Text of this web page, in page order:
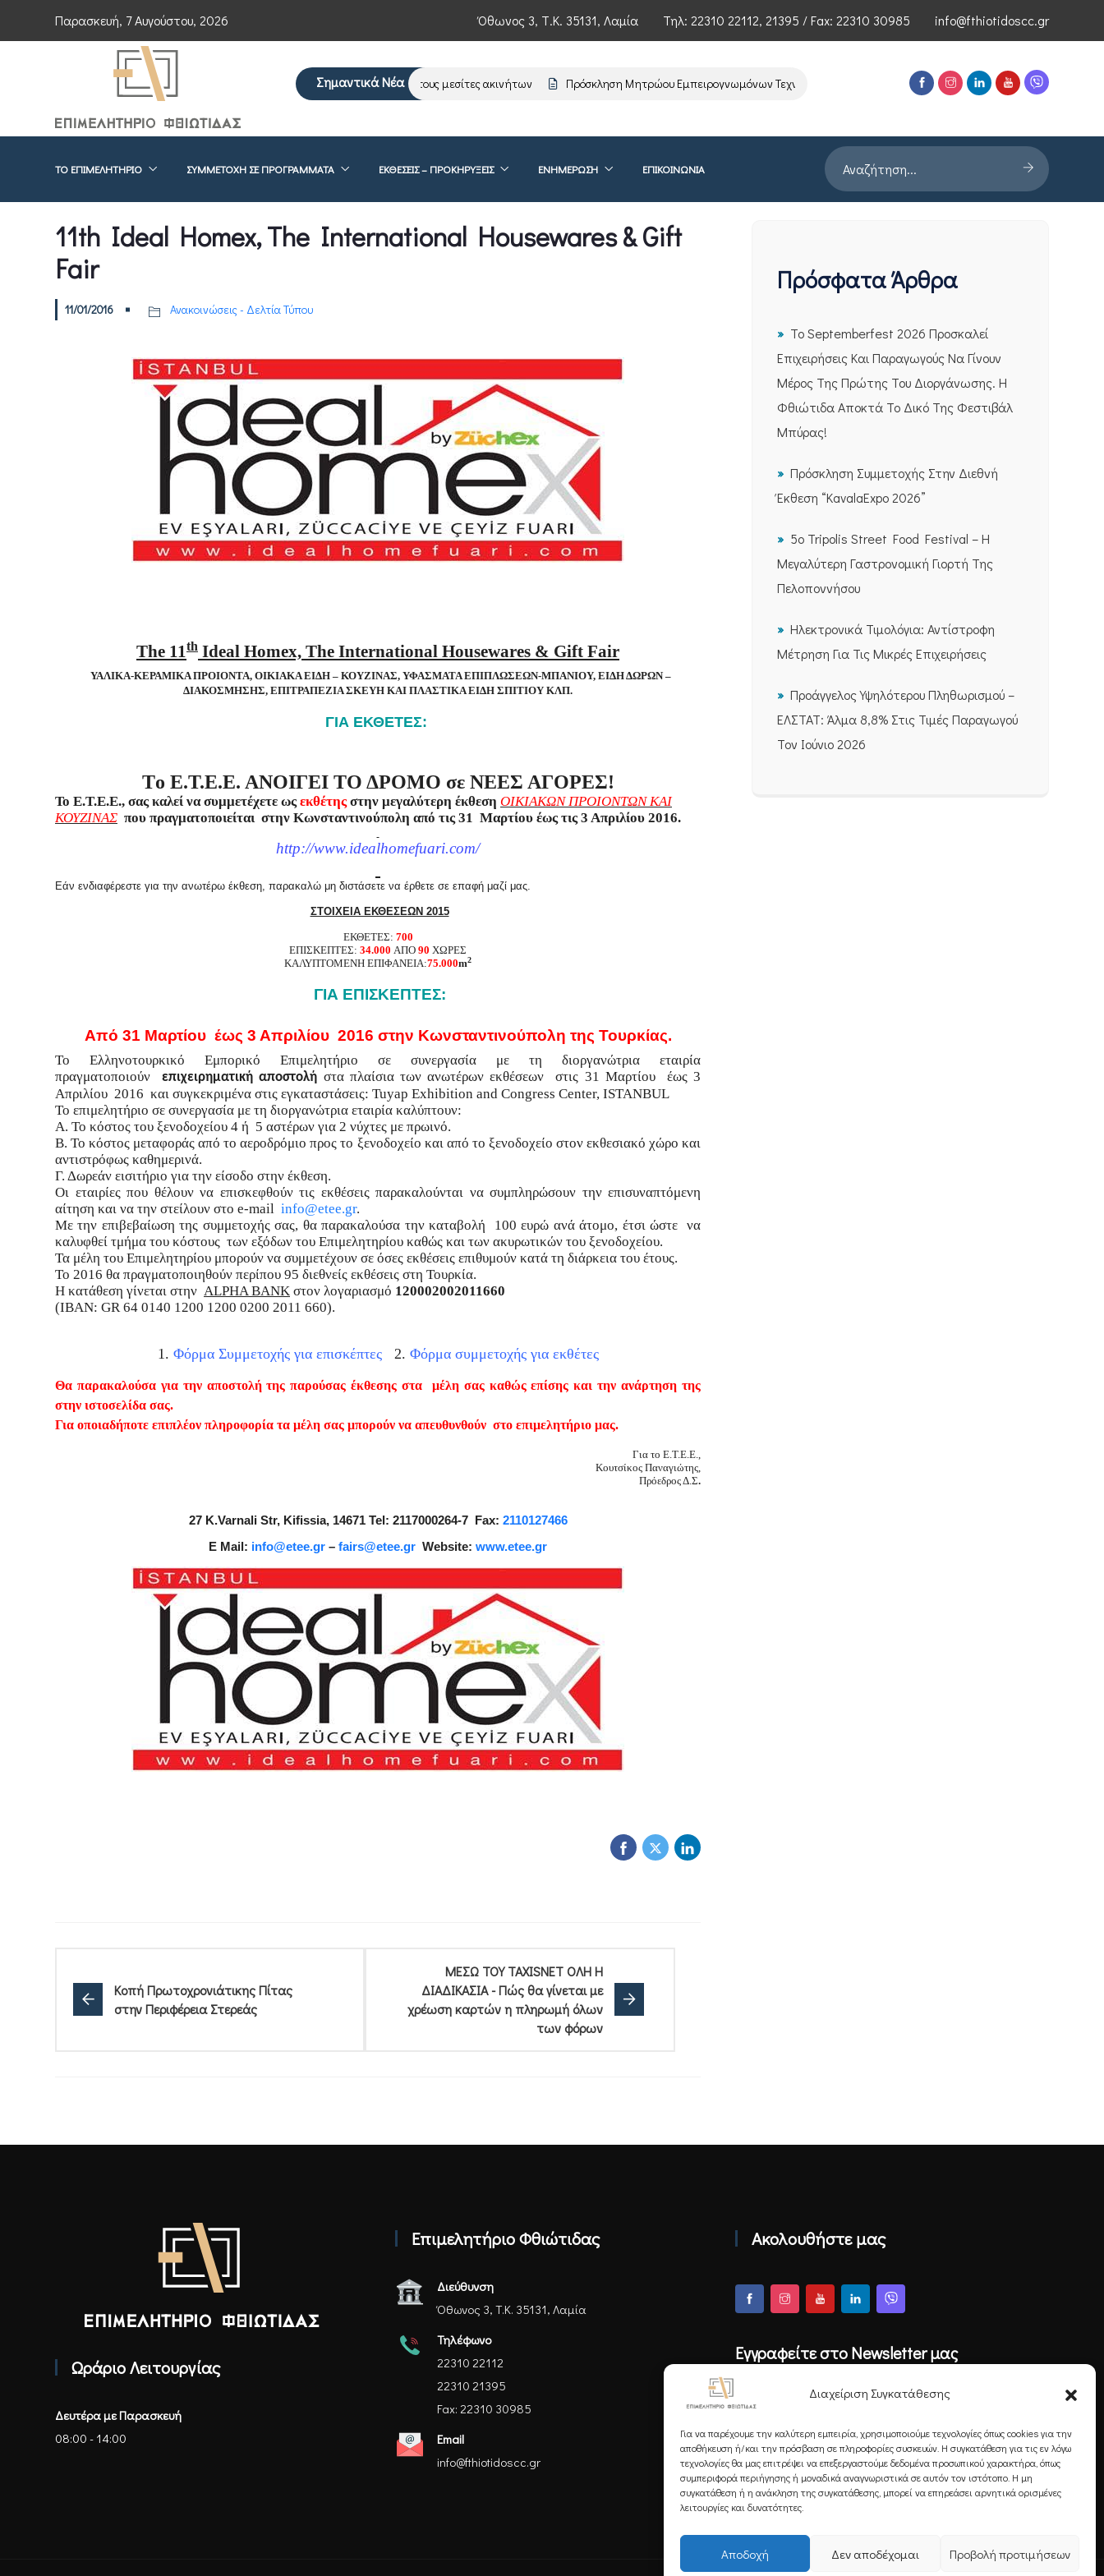
Διαχείριση Συγκατάθεσης
Για να παρέχουμε την καλύτερη εμπειρία, χρησιμοποιούμε τεχνολογίες όπως cookies για την
αποθήκευση ή/και την πρόσβαση σε πληροφορίες συσκευών. Η συγκατάθεση για τις εν λόγω
τεχνολογίες θα μας επιτρέψει να επεξεργαστούμε δεδομένα προσωπικού χαρακτήρα, όπως
συμπεριφορά περιήγησης ή μοναδικά αναγνωριστικά σε αυτόν τον ιστότοπο. Η μη
συγκατάθεση ή η ανάκληση της συγκατάθεσης, μπορεί να επηρεάσει αρνητικά ορισμένες
λειτουργίες και δυνατότητες.
Αποδοχή Δεν αποδέχομαι Προβολή προτιμήσεων
Παρασκευή, 7 Αυγούστου, 2026 Όθωνος 3, Τ.Κ. 35131, Λαμία Τηλ: 22310 22112, 21395 / Fax: 22310 30985 info@fthiotidoscc.gr
Σημαντικά Νέα
Επείγουσα ενημέρωση προς τους μεσίτες ακινήτων Πρόσκληση Μητρώου Εμπειρογνωμόνων Τεχνολογιών Αιχμής του ΕΦΕΠΑΕ Παρουσίαση Έρευνας
ΤΟ ΕΠΙΜΕΛΗΤΉΡΙΟ ΣΥΜΜΕΤΟΧΉ ΣΕ ΠΡΟΓΡΆΜΜΑΤΑ ΕΚΘΕΣΕΙΣ – ΠΡΟΚΗΡΥΞΕΙΣ ΕΝΗΜΈΡΩΣΗ ΕΠΙΚΟΙΝΩΝΊΑ
11th Ideal Homex, The International Housewares & Gift
Fair
11/01/2016 Ανακοινώσεις - Δελτία Τύπου
The 11th Ideal Homex, The International Housewares & Gift Fair
ΥΑΛΙΚΑ-ΚΕΡΑΜΙΚΑ ΠΡΟΙΟΝΤΑ, ΟΙΚΙΑΚΑ ΕΙΔΗ – ΚΟΥΖΙΝΑΣ, ΥΦΑΣΜΑΤΑ ΕΠΙΠΛΩΣΕΩΝ-ΜΠΑΝΙΟΥ, ΕΙΔΗ ΔΩΡΩΝ –
ΔΙΑΚΟΣΜΗΣΗΣ, ΕΠΙΤΡΑΠΕΖΙΑ ΣΚΕΥΗ ΚΑΙ ΠΛΑΣΤΙΚΑ ΕΙΔΗ ΣΠΙΤΙΟΥ ΚΛΠ.
ΓΙΑ ΕΚΘΕΤΕΣ:
Tο Ε.Τ.Ε.Ε. ΑΝΟΙΓΕΙ ΤΟ ΔΡΟΜΟ σε ΝΕΕΣ ΑΓΟΡΕΣ!
Το Ε.Τ.Ε.Ε., σας καλεί να συμμετέχετε ως εκθέτης στην μεγαλύτερη έκθεση ΟΙΚΙΑΚΩΝ ΠΡΟΙΟΝΤΩΝ ΚΑΙ
ΚΟΥΖΙΝΑΣ που πραγματοποιείται στην Κωνσταντινούπολη από τις 31 Μαρτίου έως τις 3 Απριλίου 2016.
http://www.idealhomefuari.com/
Εάν ενδιαφέρεστε για την ανωτέρω έκθεση, παρακαλώ μη διστάσετε να έρθετε σε επαφή μαζί μας.
ΣΤΟΙΧΕΙΑ ΕΚΘΕΣΕΩΝ 2015
ΕΚΘΕΤΕΣ: 700
ΕΠΙΣΚΕΠΤΕΣ: 34.000 ΑΠΟ 90 ΧΩΡΕΣ
ΚΑΛΥΠΤΟΜΕΝΗ ΕΠΙΦΑΝΕΙΑ:75.000m2
ΓΙΑ ΕΠΙΣΚΕΠΤΕΣ:
Από 31 Μαρτίου έως 3 Απριλίου 2016 στην Κωνσταντινούπολη της Τουρκίας.
Το Ελληνοτουρκικό Εμπορικό Επιμελητήριο σε συνεργασία με τη διοργανώτρια εταιρία
πραγματοποιούν
επιχειρηματική αποστολή στα πλαίσια των ανωτέρων εκθέσεων στις 31 Μαρτίου έως 3
Απριλίου 2016 και συγκεκριμένα στις εγκαταστάσεις: Tuyap Exhibition and Congress Center, ISTANBUL
Το επιμελητήριο σε συνεργασία με τη διοργανώτρια εταιρία καλύπτουν:
Α. Το κόστος του ξενοδοχείου 4 ή 5 αστέρων για 2 νύχτες με πρωινό.
Β. Το κόστος μεταφοράς από το αεροδρόμιο προς το ξενοδοχείο και από το ξενοδοχείο στον εκθεσιακό χώρο και
αντιστρόφως καθημερινά.
Γ. Δωρεάν εισιτήριο για την είσοδο στην έκθεση.
Οι εταιρίες που θέλουν να επισκεφθούν τις εκθέσεις παρακαλούνται να συμπληρώσουν την επισυναπτόμενη
αίτηση και να την στείλουν στo e-mail info@etee.gr.
Με την επιβεβαίωση της συμμετοχής σας, θα παρακαλούσα την καταβολή 100 ευρώ ανά άτομο, έτσι ώστε να
καλυφθεί τμήμα του κόστους των εξόδων του Επιμελητηρίου καθώς και των ακυρωτικών του ξενοδοχείου.
Τα μέλη του Επιμελητηρίου μπορούν να συμμετέχουν σε όσες εκθέσεις επιθυμούν κατά τη διάρκεια του έτους.
To 2016 θα πραγματοποιηθούν περίπου 95 διεθνείς εκθέσεις στη Τουρκία.
Η κατάθεση γίνεται στην ALPHA BANK στον λογαριασμό 120002002011660
(IBAN: GR 64 0140 1200 1200 0200 2011 660).
1. Φόρμα Συμμετοχής για επισκέπτες2. Φόρμα συμμετοχής για εκθέτες
Θα παρακαλούσα για την αποστολή της παρούσας έκθεσης στα μέλη σας καθώς επίσης και την ανάρτηση της
στην ιστοσελίδα σας.
Για οποιαδήποτε επιπλέον πληροφορία τα μέλη σας μπορούν να απευθυνθούν στο επιμελητήριο μας.
Για το Ε.Τ.Ε.Ε.,
Kουτσίκος Παναγιώτης,
Πρόεδρος Δ.Σ.
27 K.Varnali Str, Kifissia, 14671 Tel: 2117000264-7 Fax: 2110127466
E Mail: info@etee.gr – fairs@etee.gr Website: www.etee.gr
Κοπή Πρωτοχρονιάτικης Πίτας
στην Περιφέρεια Στερεάς
ΜΕΣΩ ΤΟΥ TAXISNET ΟΛΗ Η
ΔΙΑΔΙΚΑΣΙΑ - Πώς θα γίνεται με
χρέωση καρτών η πληρωμή όλων
των φόρων
Πρόσφατα Άρθρα
Το Septemberfest 2026 Προσκαλεί
Επιχειρήσεις Και Παραγωγούς Να Γίνουν
Μέρος Της Πρώτης Του Διοργάνωσης. Η
Φθιώτιδα Αποκτά Το Δικό Της Φεστιβάλ
Μπύρας!
Πρόσκληση Συμμετοχής Στην Διεθνή
Έκθεση “KavalaExpo 2026”
5ο Tripolis Street Food Festival – Η
Μεγαλύτερη Γαστρονομική Γιορτή Της
Πελοποννήσου
Ηλεκτρονικά Τιμολόγια: Αντίστροφη
Μέτρηση Για Τις Μικρές Επιχειρήσεις
Προάγγελος Υψηλότερου Πληθωρισμού –
ΕΛΣΤΑΤ: Άλμα 8,8% Στις Τιμές Παραγωγού
Τον Ιούνιο 2026
Ωράριο Λειτουργίας
Δευτέρα με Παρασκευή
08:00 - 14:00
Επιμελητήριο Φθιώτιδας
Διεύθυνση
Όθωνος 3, Τ.Κ. 35131, Λαμία
Τηλέφωνο
22310 22112
22310 21395
Fax: 22310 30985
Email
info@fthiotidoscc.gr
Ακολουθήστε μας
Εγγραφείτε στο Newsletter μας
Εγγραφή